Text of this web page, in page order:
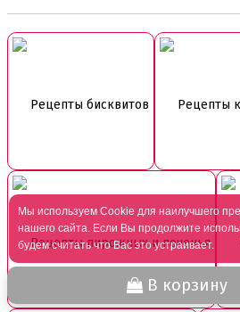
В корзину
Рецепты бисквитов Рецепты
Рецепты пирожных и печенья
Мы используем Cookie для наилучшего
нашего сайта. Если Вы продолжите
будем считать что Вас это устраивает.